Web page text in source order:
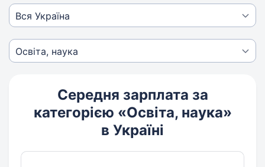
Середня зарплата за
категорією «Освіта, наука»
в Україні